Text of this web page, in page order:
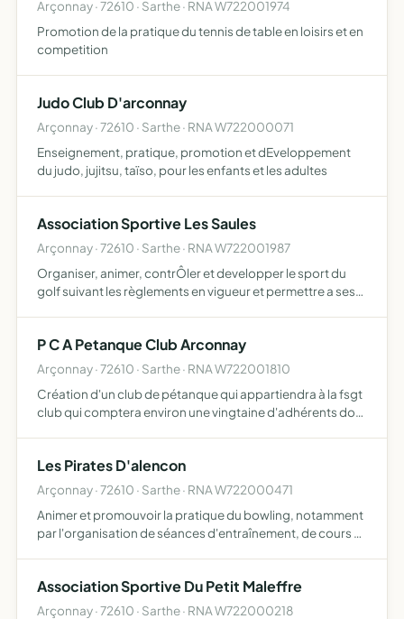
Arçonnay · 72610 · Sarthe · RNA W722001974
Promotion de la pratique du tennis de table en loisirs et en
competition
Judo Club D'arconnay
Arçonnay · 72610 · Sarthe · RNA W722000071
Enseignement, pratique, promotion et dEveloppement
du judo, jujitsu, taïso, pour les enfants et les adultes
Association Sportive Les Saules
Arçonnay · 72610 · Sarthe · RNA W722001987
Organiser, animer, contrÔler et developper le sport du
golf suivant les règlements en vigueur et permettre a ses
P C A Petanque Club Arconnay
Arçonnay · 72610 · Sarthe · RNA W722001810
Création d'un club de pétanque qui appartiendra à la fsgt
club qui comptera environ une vingtaine d'adhérents dont
Les Pirates D'alencon
Arçonnay · 72610 · Sarthe · RNA W722000471
Animer et promouvoir la pratique du bowling, notamment
par l'organisation de séances d'entraînement, de cours et
…
Association Sportive Du Petit Maleffre
Arçonnay · 72610 · Sarthe · RNA W722000218